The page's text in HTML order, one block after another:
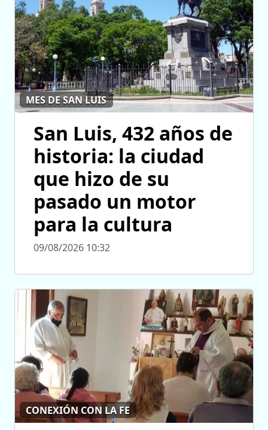
MES DE SAN LUIS
San Luis, 432 años de
historia: la ciudad
que hizo de su
pasado un motor
para la cultura
09/08/2026 10:32
CONEXIÓN CON LA FE